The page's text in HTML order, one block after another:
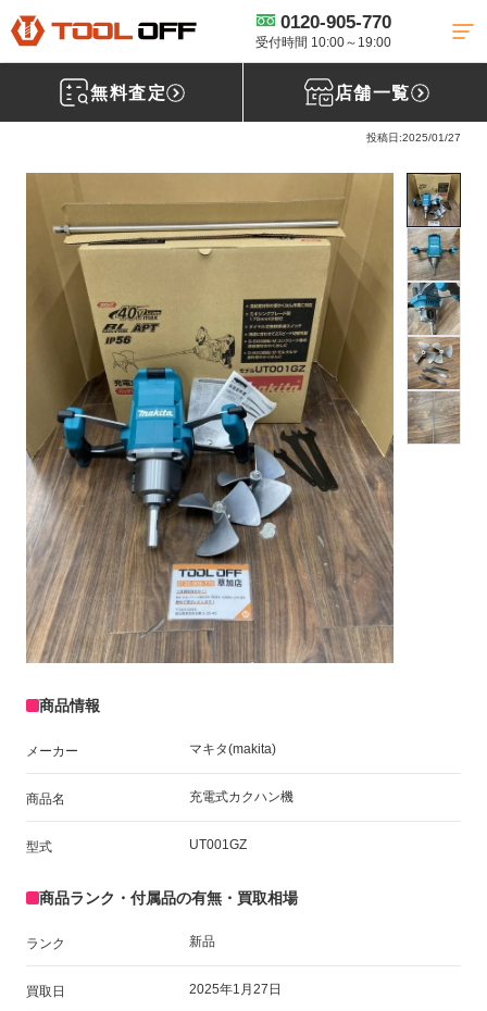
0120-905-770
受付時間 10:00～19:00
無料査定 店舗一覧
工具買取TOP 電動工具買取 かくはん機買取
【買取実績】マキタ 充
電式カクハン機 UT001GZ[埼玉県八潮市]草加店
マキタ(makita) 充電式カクハン機 UT001GZ
投稿日:2025/01/27
商品情報
メーカー マキタ(makita)
商品名 充電式カクハン機
型式 UT001GZ
商品ランク・付属品の有無・買取相場
ランク 新品
買取日 2025年1月27日